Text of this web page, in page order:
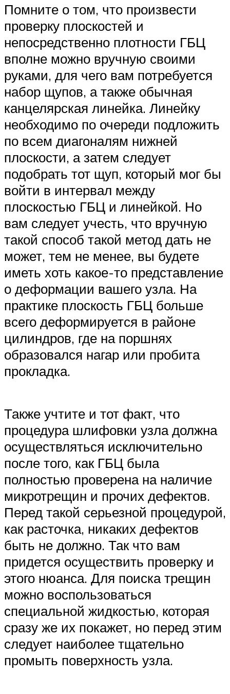
Помните о том, что произвести
проверку плоскостей и
непосредственно плотности ГБЦ
вполне можно вручную своими
руками, для чего вам потребуется
набор щупов, а также обычная
канцелярская линейка. Линейку
необходимо по очереди подложить
по всем диагоналям нижней
плоскости, а затем следует
подобрать тот щуп, который мог бы
войти в интервал между
плоскостью ГБЦ и линейкой. Но
вам следует учесть, что вручную
такой способ такой метод дать не
может, тем не менее, вы будете
иметь хоть какое-то представление
о деформации вашего узла. На
практике плоскость ГБЦ больше
всего деформируется в районе
цилиндров, где на поршнях
образовался нагар или пробита
прокладка.
Также учтите и тот факт, что
процедура шлифовки узла должна
осуществляться исключительно
после того, как ГБЦ была
полностью проверена на наличие
микротрещин и прочих дефектов.
Перед такой серьезной процедурой,
как расточка, никаких дефектов
быть не должно. Так что вам
придется осуществить проверку и
этого нюанса. Для поиска трещин
можно воспользоваться
специальной жидкостью, которая
сразу же их покажет, но перед этим
следует наиболее тщательно
промыть поверхность узла.